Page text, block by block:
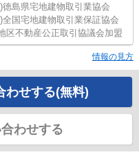
徳島県宅地建物取引業協会
全国宅地建物取引業保証協会
区不動産公正取引協議会加盟
情報の見方
わせする(無料)
わせする